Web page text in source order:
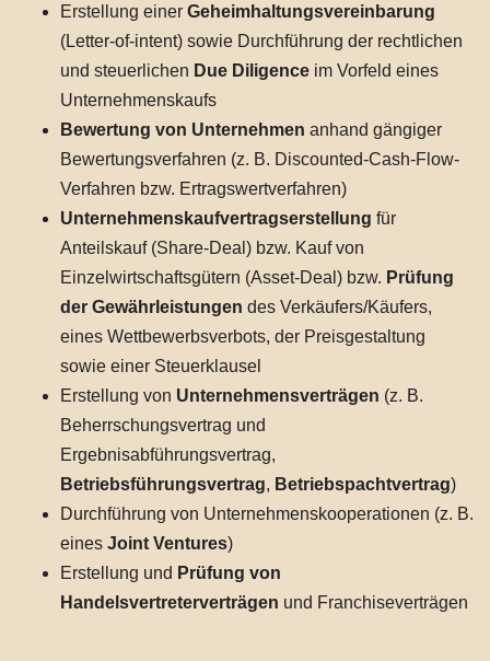
Erstellung einer Geheimhaltungsvereinbarung
(Letter-of-intent) sowie Durchführung der rechtlichen
und steuerlichen Due Diligence im Vorfeld eines
Unternehmenskaufs
Bewertung von Unternehmen anhand gängiger
Bewertungsverfahren (z. B. Discounted-Cash-Flow-
Verfahren bzw. Ertragswertverfahren)
Unternehmenskaufvertragserstellung für
Anteilskauf (Share-Deal) bzw. Kauf von
Einzelwirtschaftsgütern (Asset-Deal) bzw. Prüfung
der Gewährleistungen des Verkäufers/Käufers,
eines Wettbewerbsverbots, der Preisgestaltung
sowie einer Steuerklausel
Erstellung von Unternehmensverträgen (z. B.
Beherrschungsvertrag und
Ergebnisabführungsvertrag,
Betriebsführungsvertrag, Betriebspachtvertrag)
Durchführung von Unternehmenskooperationen (z. B.
eines Joint Ventures)
Erstellung und Prüfung von
Handelsvertreterverträgen und Franchiseverträgen